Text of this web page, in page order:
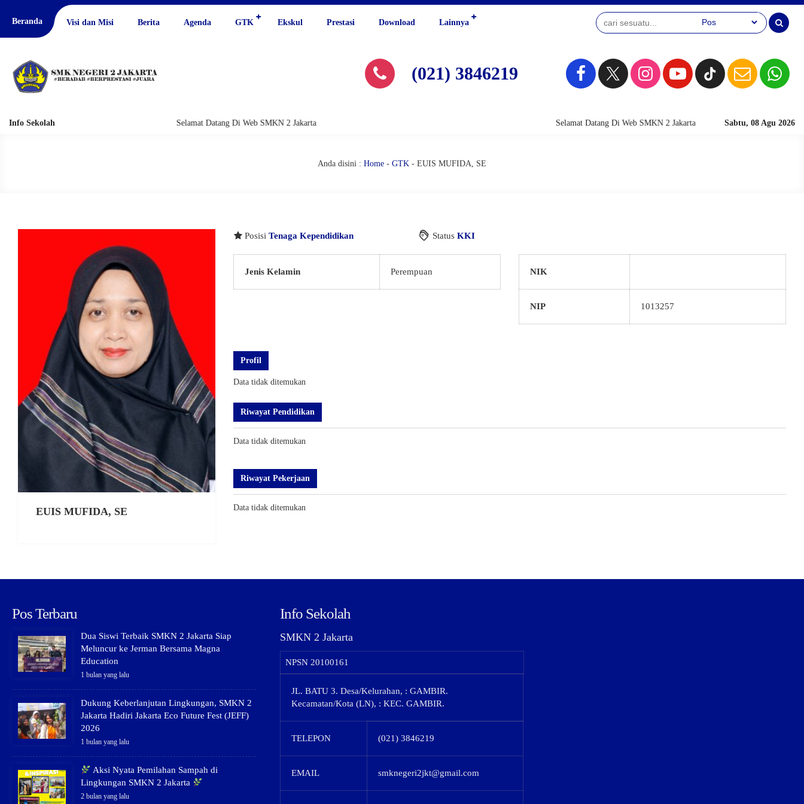
Beranda Visi dan Misi Berita Agenda GTK Ekskul Prestasi Download Lainnya
(021) 3846219
Info Sekolah Sabtu, 08 Agu 2026
Selamat Datang Di Web SMKN 2 Jakarta
Selamat Datang Di Web SMKN 2 Jakarta
Anda disini : Home - GTK - EUIS MUFIDA, SE
EUIS MUFIDA, SE
Posisi Tenaga Kependidikan Status KKI
Jenis Kelamin Perempuan NIK
NIP 1013257
Profil
Data tidak ditemukan
Riwayat Pendidikan
Data tidak ditemukan
Riwayat Pekerjaan
Data tidak ditemukan
Pos Terbaru
Dua Siswi Terbaik SMKN 2 Jakarta Siap
Meluncur ke Jerman Bersama Magna
Education
1 bulan yang lalu
Dukung Keberlanjutan Lingkungan, SMKN 2
Jakarta Hadiri Jakarta Eco Future Fest (JEFF)
2026
1 bulan yang lalu
Aksi Nyata Pemilahan Sampah di
Lingkungan SMKN 2 Jakarta
2 bulan yang lalu
Info Sekolah
SMKN 2 Jakarta
NPSN 20100161
JL. BATU 3. Desa/Kelurahan, : GAMBIR.
Kecamatan/Kota (LN), : KEC. GAMBIR.
TELEPON (021) 3846219
EMAIL smknegeri2jkt@gmail.com